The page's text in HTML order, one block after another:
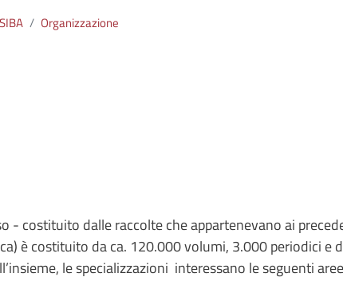
Organizzazione
- costituito dalle raccolte che appartenevano ai
è costituito da ca. 120.000 volumi, 3.000 periodici e
le specializzazioni interessano le seguenti